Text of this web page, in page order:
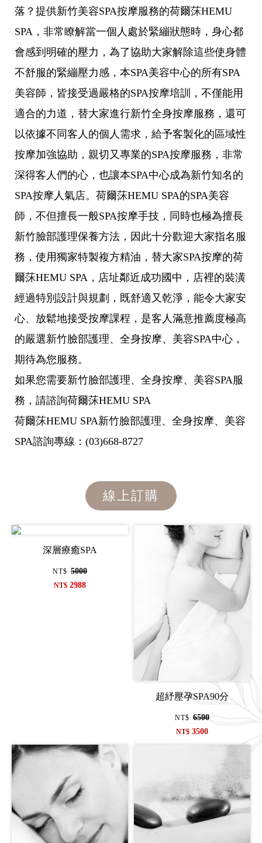
落？提供新竹美容SPA按摩服務的荷爾莯HEMU
SPA，非常瞭解當一個人處於緊繃狀態時，身心都
會感到明確的壓力，為了協助大家解除這些使身體
不舒服的緊繃壓力感，本SPA美容中心的所有SPA
美容師，皆接受過嚴格的SPA按摩培訓，不僅能用
適合的力道，替大家進行新竹全身按摩服務，還可
以依據不同客人的個人需求，給予客製化的區域性
按摩加強協助，親切又專業的SPA按摩服務，非常
深得客人們的心，也讓本SPA中心成為新竹知名的
SPA按摩人氣店。荷爾莯HEMU SPA的SPA美容
師，不但擅長一般SPA按摩手技，同時也極為擅長
新竹臉部護理保養方法，因此十分歡迎大家指名服
務，使用獨家特製複方精油，替大家SPA按摩的荷
爾莯HEMU SPA，店址鄰近成功國中，店裡的裝潢
經過特別設計與規劃，既舒適又乾淨，能令大家安
心、放鬆地接受按摩課程，是客人滿意推薦度極高
的嚴選新竹臉部護理、全身按摩、美容SPA中心，
期待為您服務。
如果您需要新竹臉部護理、全身按摩、美容SPA服
務，請諮詢荷爾莯HEMU SPA
荷爾莯HEMU SPA新竹臉部護理、全身按摩、美容
SPA諮詢專線：(03)668-8727
線上訂購
深層療癒SPA
NT$ 5000
NT$ 2988
超紓壓孕SPA90分
NT$ 6500
NT$ 3500